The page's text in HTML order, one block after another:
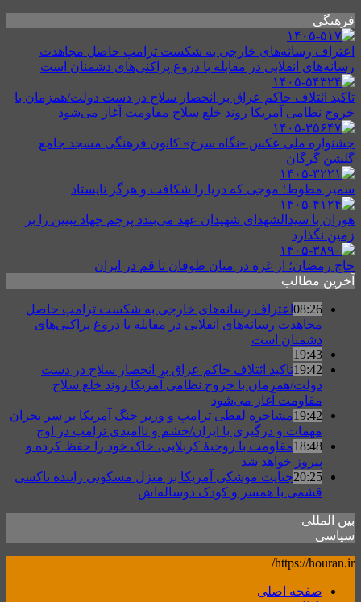
فرهنگی
اعتراف رسانه‌های خارجی به شکست ترامپ حاصل مجاهدت
رسانه‌های انقلابی در مقابله با دروغ پراکنی‌های دشمنان است
تاکید ائتلاف حاکم عراق بر انحصار سلاح در دست دولت/همزمان با
خروج نظامی آمریکا روند خلع سلاح مقاومت آغاز می‌شود
جشنواره ملی عکس «نگاه سرخ» کانون فرهنگی مسجد جامع
گلشن گرگان
سمیر مطوط؛ موجی که دریا را شکافت و هرگز نایستاد
هوران با سیدالشهدای شهیدان عهد می‌بندد پرچم جهاد تبیین را بر
زمین نگذارد
حاج رمضان؛ از غزه در میان طوفان تا قم در ایران
آخرین مطالب
08:26 اعتراف رسانه‌های خارجی به شکست ترامپ حاصل
مجاهدت رسانه‌های انقلابی در مقابله با دروغ پراکنی‌های
دشمنان است
19:43
19:42تاکید ائتلاف حاکم عراق بر انحصار سلاح در دست
دولت/همزمان با خروج نظامی آمریکا روند خلع سلاح
مقاومت آغاز می‌شود
19:42مشاجره لفظی ترامپ و وزیر جنگ آمریکا بر سر بحران
مهمات و درگیری با ایران/خشم و ناامیدی ترامپ در اوج
18:48مقاومت با روحیهٔ کربلایی، خاک خود را حفظ کرده و
پیروز خواهد شد
20:25جنایت موشکی آمریکا بر منزل مسکونی راننده تاکسی
قشمی با همسر و کودک دوساله‌اش
بین المللی
سیاسی
https://houran.ir/
صفحه اصلی